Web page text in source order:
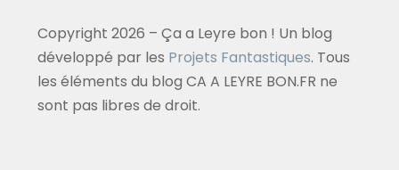
Copyright 2026 – Ça a Leyre bon ! Un blog
développé par les Projets Fantastiques. Tous
les éléments du blog CA A LEYRE BON.FR ne
sont pas libres de droit.